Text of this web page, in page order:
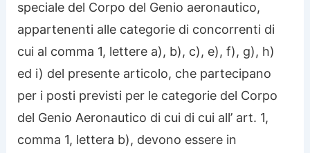
speciale del Corpo del Genio aeronautico,
appartenenti alle categorie di concorrenti di
cui al comma 1, lettere a), b), c), e), f), g), h)
ed i) del presente articolo, che partecipano
per i posti previsti per le categorie del Corpo
del Genio Aeronautico di cui di cui all’ art. 1,
comma 1, lettera b), devono essere in